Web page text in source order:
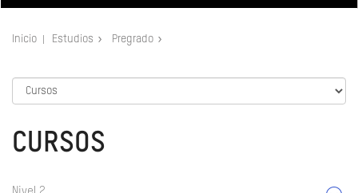
Inicio Estudios Pregrado
CURSOS